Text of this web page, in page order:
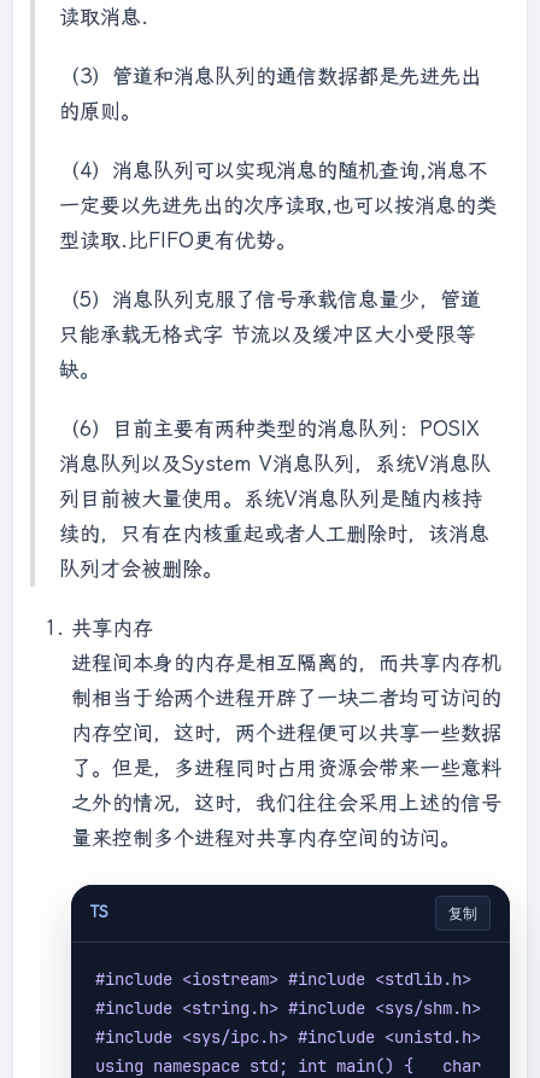
读取消息.
（3）管道和消息队列的通信数据都是先进先出
的原则。
（4）消息队列可以实现消息的随机查询,消息不
一定要以先进先出的次序读取,也可以按消息的类
型读取.比FIFO更有优势。
（5）消息队列克服了信号承载信息量少，管道
只能承载无格式字 节流以及缓冲区大小受限等
缺。
（6）目前主要有两种类型的消息队列：POSIX
消息队列以及System V消息队列，系统V消息队
列目前被大量使用。系统V消息队列是随内核持
续的，只有在内核重起或者人工删除时，该消息
队列才会被删除。
共享内存
进程间本身的内存是相互隔离的，而共享内存机
制相当于给两个进程开辟了一块二者均可访问的
内存空间，这时，两个进程便可以共享一些数据
了。但是，多进程同时占用资源会带来一些意料
之外的情况，这时，我们往往会采用上述的信号
量来控制多个进程对共享内存空间的访问。
TS 复制
#include <iostream> #include <stdlib.h>
#include <string.h> #include <sys/shm.h>
#include <sys/ipc.h> #include <unistd.h>
using namespace std; int main() {   char